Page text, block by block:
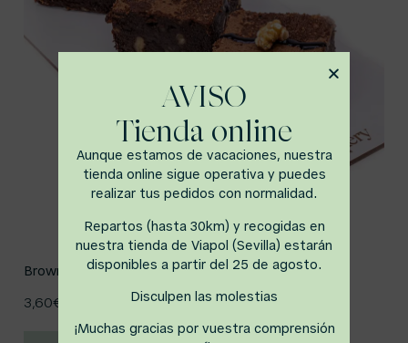
Brownie
3,60€
AVISO
Tienda online
Aunque estamos de vacaciones, nuestra
tienda online sigue operativa y puedes
realizar tus pedidos con normalidad.
Repartos (hasta 30km) y recogidas en
nuestra tienda de Viapol (Sevilla) estarán
disponibles a partir del 25 de agosto.
Disculpen las molestias
¡Muchas gracias por vuestra comprensión